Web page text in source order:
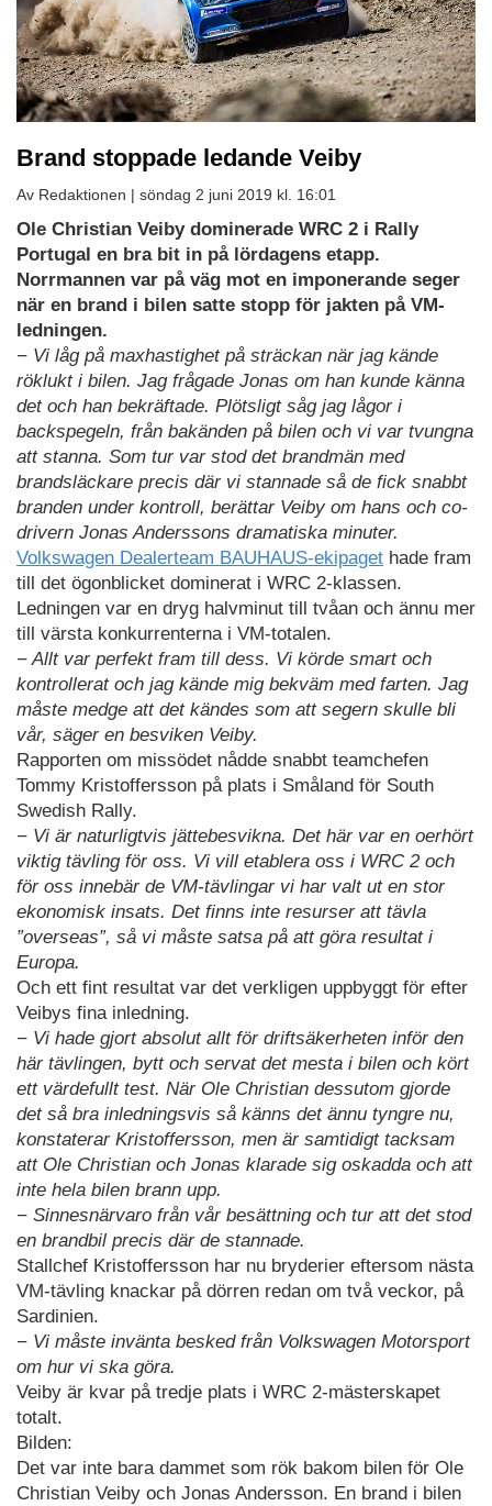
Brand stoppade ledande Veiby
Av Redaktionen | söndag 2 juni 2019 kl. 16:01
Ole Christian Veiby dominerade WRC 2 i Rally
Portugal en bra bit in på lördagens etapp.
Norrmannen var på väg mot en imponerande seger
när en brand i bilen satte stopp för jakten på VM-
ledningen.
− Vi låg på maxhastighet på sträckan när jag kände
röklukt i bilen. Jag frågade Jonas om han kunde känna
det och han bekräftade. Plötsligt såg jag lågor i
backspegeln, från bakänden på bilen och vi var tvungna
att stanna. Som tur var stod det brandmän med
brandsläckare precis där vi stannade så de fick snabbt
branden under kontroll, berättar Veiby om hans och co-
drivern Jonas Anderssons dramatiska minuter.
Volkswagen Dealerteam BAUHAUS-ekipaget hade fram
till det ögonblicket dominerat i WRC 2-klassen.
Ledningen var en dryg halvminut till tvåan och ännu mer
till värsta konkurrenterna i VM-totalen.
− Allt var perfekt fram till dess. Vi körde smart och
kontrollerat och jag kände mig bekväm med farten. Jag
måste medge att det kändes som att segern skulle bli
vår, säger en besviken Veiby.
Rapporten om missödet nådde snabbt teamchefen
Tommy Kristoffersson på plats i Småland för South
Swedish Rally.
− Vi är naturligtvis jättebesvikna. Det här var en oerhört
viktig tävling för oss. Vi vill etablera oss i WRC 2 och
för oss innebär de VM-tävlingar vi har valt ut en stor
ekonomisk insats. Det finns inte resurser att tävla
”overseas”, så vi måste satsa på att göra resultat i
Europa.
Och ett fint resultat var det verkligen uppbyggt för efter
Veibys fina inledning.
− Vi hade gjort absolut allt för driftsäkerheten inför den
här tävlingen, bytt och servat det mesta i bilen och kört
ett värdefullt test. När Ole Christian dessutom gjorde
det så bra inledningsvis så känns det ännu tyngre nu,
konstaterar Kristoffersson, men är samtidigt tacksam
att Ole Christian och Jonas klarade sig oskadda och att
inte hela bilen brann upp.
− Sinnesnärvaro från vår besättning och tur att det stod
en brandbil precis där de stannade.
Stallchef Kristoffersson har nu bryderier eftersom nästa
VM-tävling knackar på dörren redan om två veckor, på
Sardinien.
− Vi måste invänta besked från Volkswagen Motorsport
om hur vi ska göra.
Veiby är kvar på tredje plats i WRC 2-mästerskapet
totalt.
Bilden:
Det var inte bara dammet som rök bakom bilen för Ole
Christian Veiby och Jonas Andersson. En brand i bilen